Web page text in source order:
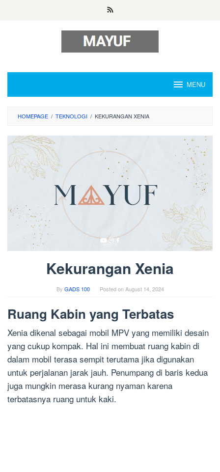
MENU
HOMEPAGE / TEKNOLOGI / KEKURANGAN XENIA
Kekurangan Xenia
By GADS 100 Posted onAugust 14, 2024
Ruang Kabin yang Terbatas
Xenia dikenal sebagai mobil MPV yang memiliki desain
yang cukup kompak. Hal ini membuat ruang kabin di
dalam mobil terasa sempit terutama jika digunakan
untuk perjalanan jarak jauh. Penumpang di baris kedua
juga mungkin merasa kurang nyaman karena
terbatasnya ruang untuk kaki.